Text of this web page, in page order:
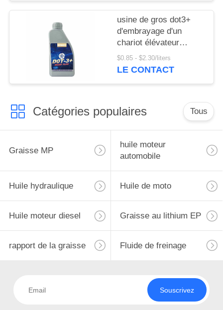
usine de gros dot3+
d'embrayage d'un
chariot élévateur
d'huile synthétique
$0.85 - $2.30/liters
LE CONTACT
Catégories populaires Tous
Graisse MP
huile moteur
automobile
Huile hydraulique Huile de moto
Huile moteur diesel Graisse au lithium EP
rapport de la graisse Fluide de freinage
Souscrivez